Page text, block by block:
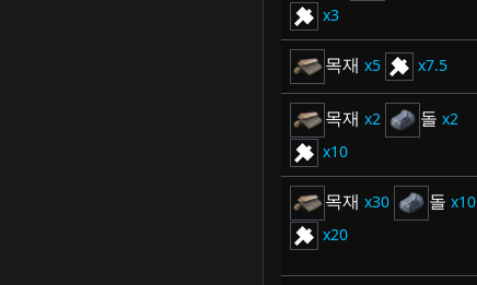
3
목재 5 7.5
목재 2 돌
2
10
목재 30 돌
10
20